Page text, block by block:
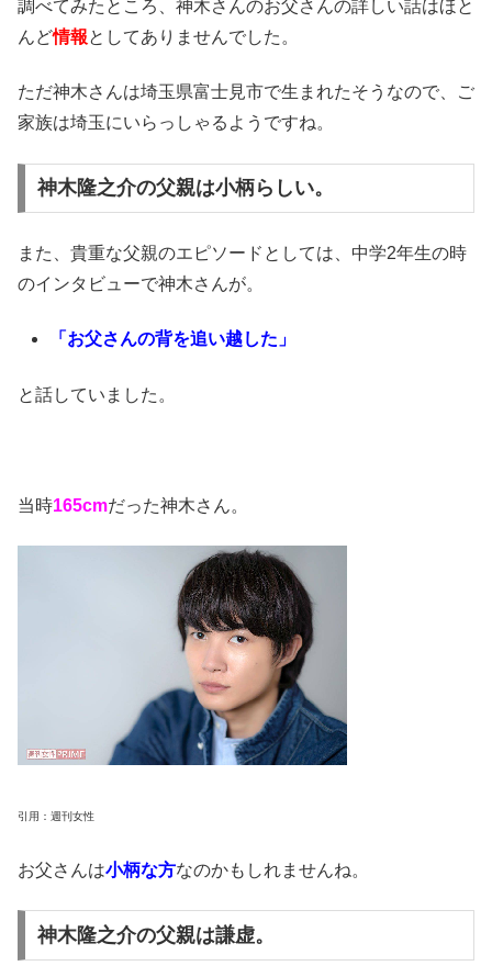
調べてみたところ、神木さんのお父さんの詳しい話はほと
んど情報としてありませんでした。
ただ神木さんは埼玉県富士見市で生まれたそうなので、ご
家族は埼玉にいらっしゃるようですね。
神木隆之介の父親は小柄らしい。
また、貴重な父親のエピソードとしては、中学2年生の時
のインタビューで神木さんが。
「お父さんの背を追い越した」
と話していました。
当時165cmだった神木さん。
引用：週刊女性
お父さんは小柄な方なのかもしれませんね。
神木隆之介の父親は謙虚。